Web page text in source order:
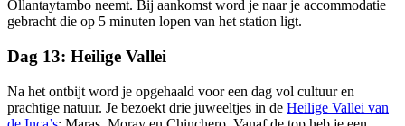
Ollantaytambo neemt. Bij aankomst word je naar je accommodatie
gebracht die op 5 minuten lopen van het station ligt.
Dag 13: Heilige Vallei
Na het ontbijt word je opgehaald voor een dag vol cultuur en
prachtige natuur. Je bezoekt drie juweeltjes in de Heilige Vallei van